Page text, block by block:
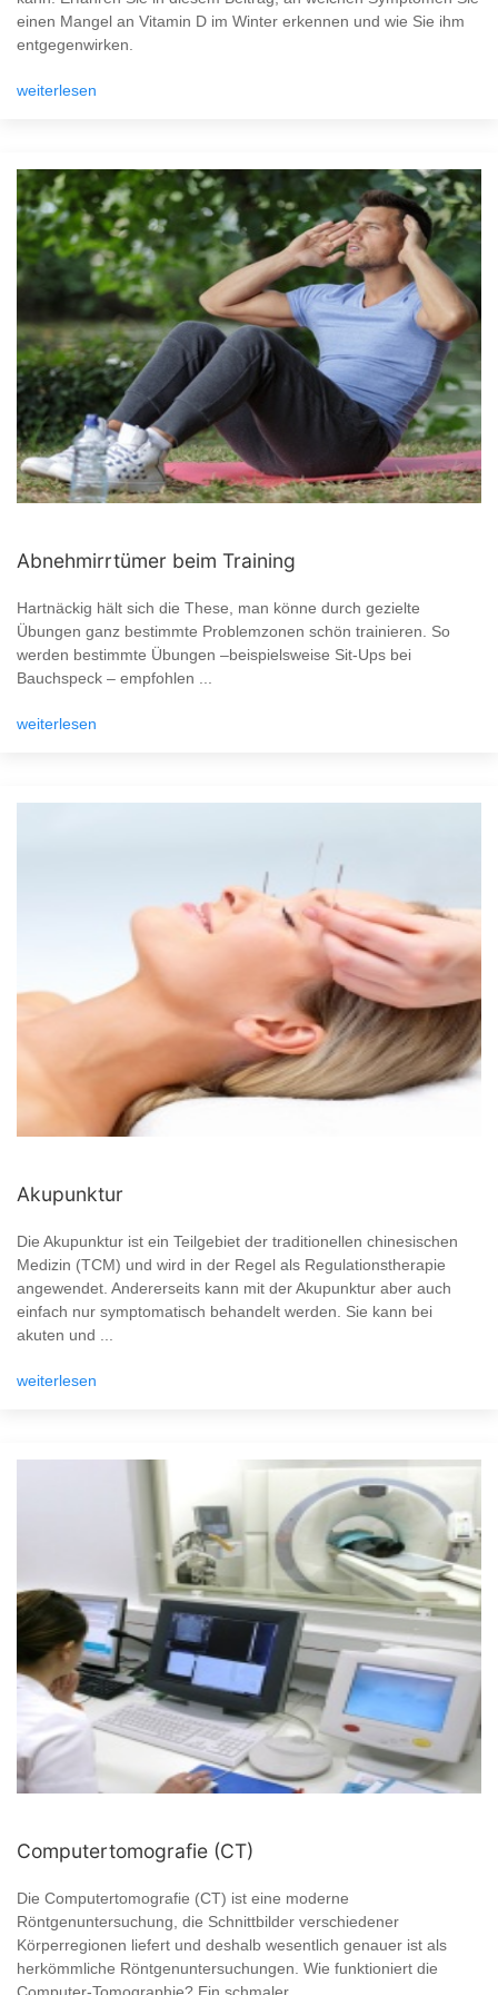
einen Mangel an Vitamin D im Winter erkennen und wie Sie ihm
entgegenwirken.
weiterlesen
Abnehmirrtümer beim Training
Hartnäckig hält sich die These, man könne durch gezielte
Übungen ganz bestimmte Problemzonen schön trainieren. So
werden bestimmte Übungen –beispielsweise Sit-Ups bei
Bauchspeck – empfohlen ...
weiterlesen
Akupunktur
Die Akupunktur ist ein Teilgebiet der traditionellen chinesischen
Medizin (TCM) und wird in der Regel als Regulationstherapie
angewendet. Andererseits kann mit der Akupunktur aber auch
einfach nur symptomatisch behandelt werden. Sie kann bei
akuten und ...
weiterlesen
Computertomografie (CT)
Die Computertomografie (CT) ist eine moderne
Röntgenuntersuchung, die Schnittbilder verschiedener
Körperregionen liefert und deshalb wesentlich genauer ist als
herkömmliche Röntgenuntersuchungen. Wie funktioniert die